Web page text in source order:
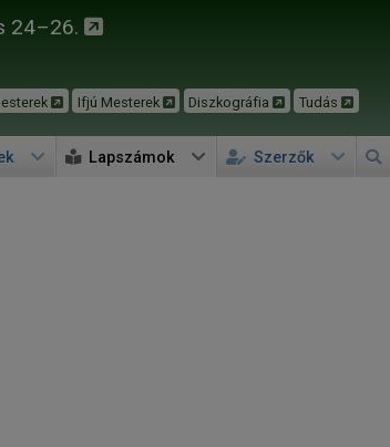
24–26.
Ifjú Mesterek Diszkográfia Tudás
Lapszámok Szerzők